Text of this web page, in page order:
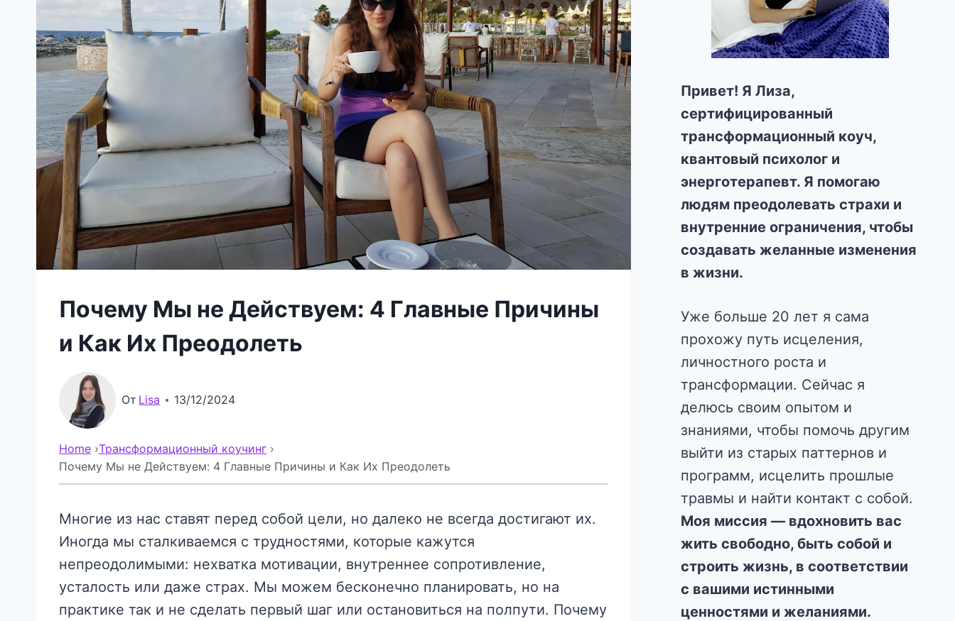
Почему Мы не Действуем: 4 Главные Причины
и Как Их Преодолеть
От Lisa 13/12/2024
Home ›Трансформационный коучинг ›
Почему Мы не Действуем: 4 Главные Причины и Как Их Преодолеть
Многие из нас ставят перед собой цели, но далеко не всегда достигают их.
Иногда мы сталкиваемся с трудностями, которые кажутся
непреодолимыми: нехватка мотивации, внутреннее сопротивление,
усталость или даже страх. Мы можем бесконечно планировать, но на
практике так и не сделать первый шаг или остановиться на полпути. Почему
Привет! Я Лиза,
сертифицированный
трансформационный коуч,
квантовый психолог и
энерготерапевт. Я помогаю
людям преодолевать страхи и
внутренние ограничения, чтобы
создавать желанные изменения
в жизни.
Уже больше 20 лет я сама
прохожу путь исцеления,
личностного роста и
трансформации. Сейчас я
делюсь своим опытом и
знаниями, чтобы помочь другим
выйти из старых паттернов и
программ, исцелить прошлые
травмы и найти контакт с собой.
Моя миссия — вдохновить вас
жить свободно, быть собой и
строить жизнь, в соответствии
с вашими истинными
ценностями и желаниями.